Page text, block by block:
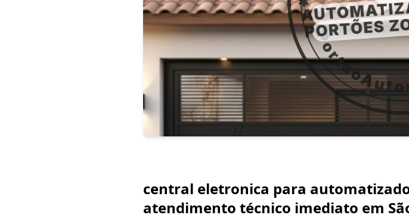
central eletronica para
atendimento técnico imediato em